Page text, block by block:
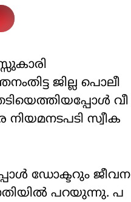
ജി​ല്ല പൊ​ലീ​
വീ​
സ്വീ​ക​
ഡോ​ക്ട​റും ജീ​വ​ന​
പ​റ​യു​ന്നു. ​പ​